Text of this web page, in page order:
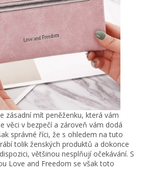
zásadní mít peněženku, která vám
věci v bezpečí a zároveň vám dodá
správné říci, že s ohledem na tuto
tolik ženských produktů a dokonce
většinou nesplňují očekávání. S
Love and Freedom se však toto